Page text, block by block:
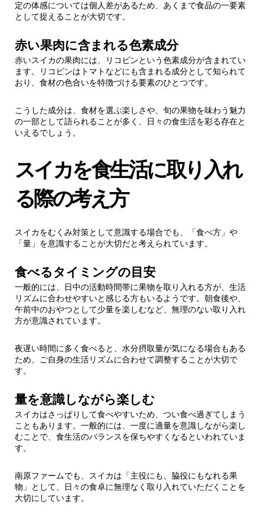
定の体感については個人差があるため、あくまで食品の一要素
として捉えることが大切です。
赤い果肉に含まれる色素成分
赤いスイカの果肉には、リコピンという色素成分が含まれてい
ます。リコピンはトマトなどにも含まれる成分として知られて
おり、食材の色合いを特徴づける要素のひとつです。
こうした成分は、食材を選ぶ楽しさや、旬の果物を味わう魅力
の一部として語られることが多く、日々の食生活を彩る存在と
いえるでしょう。
スイカを食生活に取り入れ
る際の考え方
スイカをむくみ対策として意識する場合でも、「食べ方」や
「量」を意識することが大切だと考えられています。
食べるタイミングの目安
一般的には、日中の活動時間帯に果物を取り入れる方が、生活
リズムに合わせやすいと感じる方もいるようです。朝食後や、
午前中のおやつとして少量を楽しむなど、無理のない取り入れ
方が意識されています。
夜遅い時間に多く食べると、水分摂取量が気になる場合もある
ため、ご自身の生活リズムに合わせて調整することが大切で
す。
量を意識しながら楽しむ
スイカはさっぱりして食べやすいため、つい食べ過ぎてしまう
こともあります。一般的には、一度に適量を意識しながら楽し
むことで、食生活のバランスを保ちやすくなるといわれていま
す。
南原ファームでも、スイカは「主役にも、脇役にもなれる果
物」として、日々の食卓に無理なく取り入れていただくことを
大切にしています。